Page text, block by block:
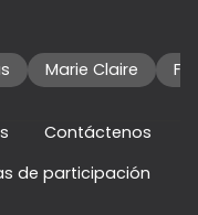
Marie Claire
Contáctenos
de participación